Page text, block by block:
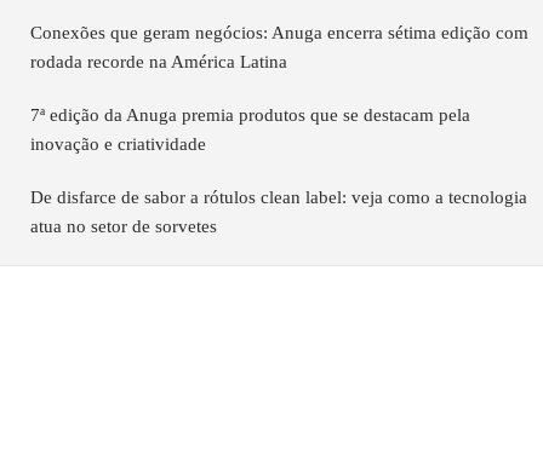
Conexões que geram negócios: Anuga encerra sétima edição com
rodada recorde na América Latina
7ª edição da Anuga premia produtos que se destacam pela
inovação e criatividade
De disfarce de sabor a rótulos clean label: veja como a tecnologia
atua no setor de sorvetes